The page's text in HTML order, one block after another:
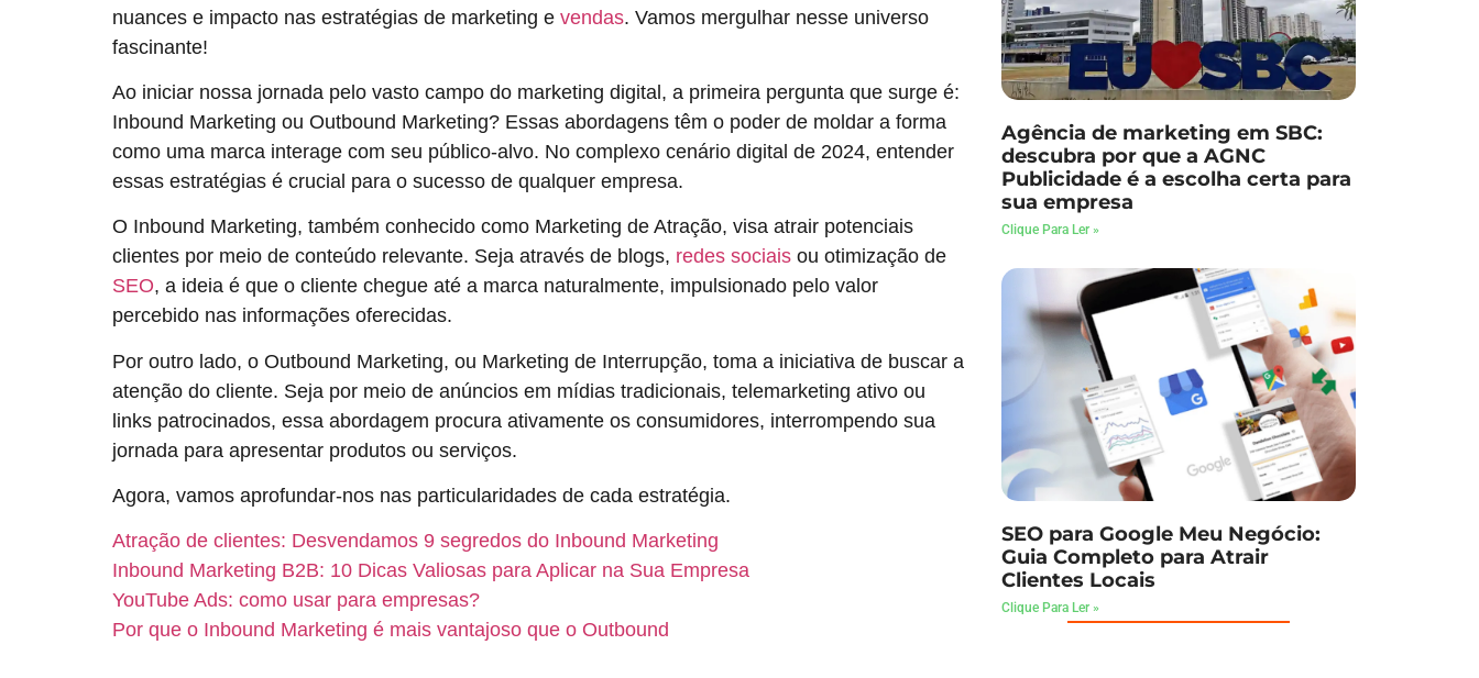
nuances e impacto nas estratégias de marketing e vendas. Vamos mergulhar nesse universo
fascinante!
Ao iniciar nossa jornada pelo vasto campo do marketing digital, a primeira pergunta que surge é:
Inbound Marketing ou Outbound Marketing? Essas abordagens têm o poder de moldar a forma
como uma marca interage com seu público-alvo. No complexo cenário digital de 2024, entender
essas estratégias é crucial para o sucesso de qualquer empresa.
O Inbound Marketing, também conhecido como Marketing de Atração, visa atrair potenciais
clientes por meio de conteúdo relevante. Seja através de blogs, redes sociais ou otimização de
SEO, a ideia é que o cliente chegue até a marca naturalmente, impulsionado pelo valor
percebido nas informações oferecidas.
Por outro lado, o Outbound Marketing, ou Marketing de Interrupção, toma a iniciativa de buscar a
atenção do cliente. Seja por meio de anúncios em mídias tradicionais, telemarketing ativo ou
links patrocinados, essa abordagem procura ativamente os consumidores, interrompendo sua
jornada para apresentar produtos ou serviços.
Agora, vamos aprofundar-nos nas particularidades de cada estratégia.
Atração de clientes: Desvendamos 9 segredos do Inbound Marketing
Inbound Marketing B2B: 10 Dicas Valiosas para Aplicar na Sua Empresa
YouTube Ads: como usar para empresas?
Por que o Inbound Marketing é mais vantajoso que o Outbound
Agência de marketing em SBC:
descubra por que a AGNC
Publicidade é a escolha certa para
sua empresa
Clique Para Ler »
SEO para Google Meu Negócio:
Guia Completo para Atrair
Clientes Locais
Clique Para Ler »